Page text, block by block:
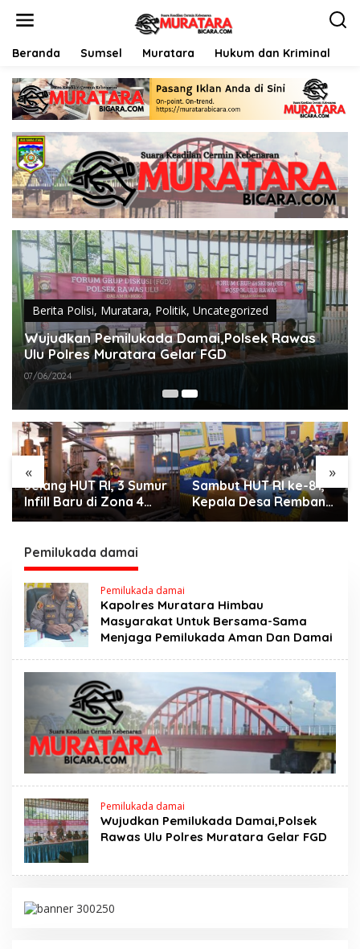
Beranda Sumsel Muratara Hukum dan Kriminal
Berita Polisi, Muratara, Politik, Uncategorized
Wujudkan Pemilukada Damai,Polsek Rawas
Ulu Polres Muratara Gelar FGD
07/06/2024
« »
Jelang HUT RI, 3 Sumur
Infill Baru di Zona 4
Dukung Kedaulatan
Sambut HUT RI ke-81,
Kepala Desa Remban
Gelar Rapat Persiapan
Pemilukada damai
Pemilukada damai
Kapolres Muratara Himbau
Masyarakat Untuk Bersama-Sama
Menjaga Pemilukada Aman Dan Damai
Pemilukada damai
Wujudkan Pemilukada Damai,Polsek
Rawas Ulu Polres Muratara Gelar FGD